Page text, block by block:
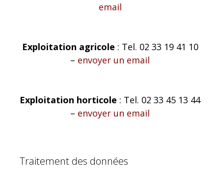
email
Exploitation agricole : Tel. 02 33 19 41 10
– envoyer un email
Exploitation horticole : Tel. 02 33 45 13 44
– envoyer un email
Traitement des données